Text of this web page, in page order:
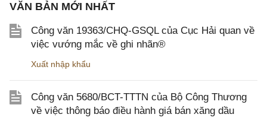
VĂN BẢN MỚI NHẤT
Công văn 19363/CHQ-GSQL của Cục Hải quan về
việc vướng mắc về ghi nhãn®
Xuất nhập khẩu
Công văn 5680/BCT-TTTN của Bộ Công Thương
về việc thông báo điều hành giá bán xăng dầu